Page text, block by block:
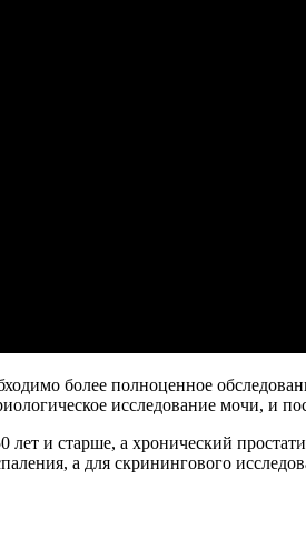
более полноценное
исследование мочи, и
лет и старше, а хронический
а для скринингового